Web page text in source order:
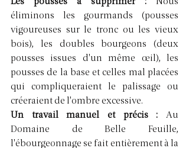
éliminons les gourmands (pousses
vigoureuses sur le tronc ou les vieux
bois), les doubles bourgeons (deux
pousses issues d'un même œil), les
pousses de la base et celles mal placées
qui compliqueraient le palissage ou
créeraient de l'ombre excessive.
Un travail manuel et précis : Au
Domaine de Belle Feuille,
l'ébourgeonnage se fait entièrement à la